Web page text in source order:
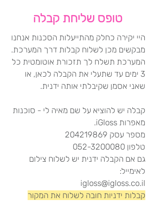
טופס שליחת קבלה
היי יקירה כחלק מהתייעלות הסכנות אנחנו
מבקשים מכן לשלוח קבלות דרך המערכת.
המערכת תשלח לך תזכורת אוטומטית כל
3 ימים עד שתעלי את הקבלה לכאן, או
שאני אסמן שקיבלתי אותה ידנית.
קבלה יש להוציא על שם מאיה לי - סוכנות
מאפרות iGloss.
מספר עסק 204219869
טלפון 052-3200080
גם אם הקבלה ידנית יש לשלוח צילום
לאימייל:
igloss@igloss.co.il
קבלות ידניות חובה לשלוח את המקור